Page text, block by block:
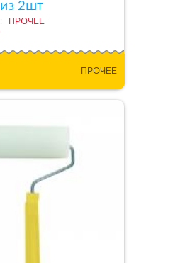
из 2шт
ПРОЧЕЕ
ПРОЧЕЕ